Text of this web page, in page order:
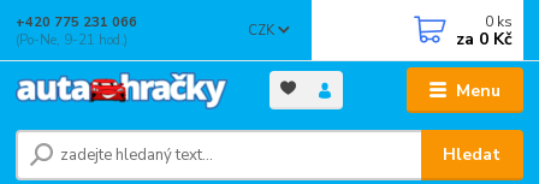
Menu
CZK
Hledat
+420 775 231 066
(Po-Ne, 9-21 hod.)
0 ks
za 0 Kč